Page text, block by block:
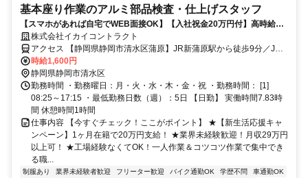
基本座り作業のアルミ部品検査・仕上げスタッフ
【スマホがあれば自宅でWEB面接OK】【入社祝金20万円付】高時給
1600円×日勤土日休みで月収29万円以上可★コツコツ作業好き必見の軽
作業♪業界未経験歓迎！
株式会社イカイコントラクト
アクセス 【静岡県静岡市清水区蒲原】JR新蒲原駅から徒歩9分／JR
富士駅から車で20分
時給1,600円
静岡県静岡市清水区
勤務時間 ・勤務曜日：月・火・水・木・金・祝 ・勤務時間： [1]
08:25～17:15 ・最低勤務日数（週）：5日 【日勤】 実働時間7.83時
間 休憩時間1時間
仕事内容 【今すぐチェック！ここがポイント】 ★【新生活応援キャ
ンペーン】1ヶ月在籍で20万円支給！ ★業界未経験歓迎！月収29万円
以上可！ ★工場経験なくてOK！一人作業＆コツコツ作業で集中でき
る職...
制服あり 業界未経験者歓迎 フリーター歓迎 バイク通勤OK 学歴不問
車通勤OK